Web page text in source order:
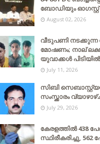
ബോഡിയും ഓഗസ്റ്റ്
August 02, 2026
വീടുപണി നടക്കുന്ന
മോഷണം; നാല്
യുവാക്കൾ പിടിയിൽ
July 11, 2026
സിബി
സംസ്ക്കാരം
July 29, 2026
കേരളത്തില്‍ 438
സ്ഥിരീകരിച്ചു,